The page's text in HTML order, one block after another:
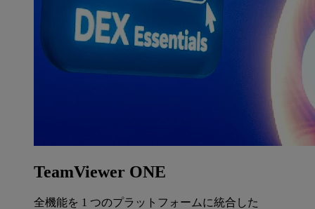
TeamViewer ONE
全機能を 1 つのプラットフォームに統合した